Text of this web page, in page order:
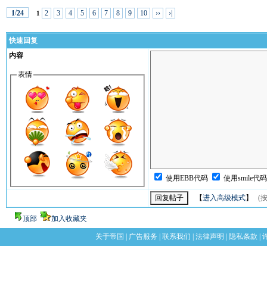
1/24 1 2 3 4 5 6 7 8 9 10 ›› ›|
快速回复
内容
表情
使用EBB代码 使用smile代
【进入高级模式】 (
顶部 加入收藏夹
关于帝国 广告服务 联系我们 法律声明 隐私条款